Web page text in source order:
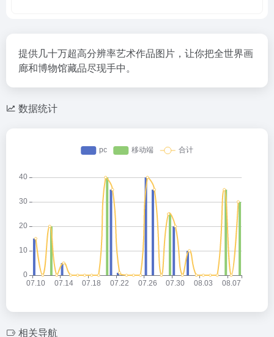
提供几十万超高分辨率艺术作品图片，让你把全世界画
廊和博物馆藏品尽现手中。
数据统计
相关导航